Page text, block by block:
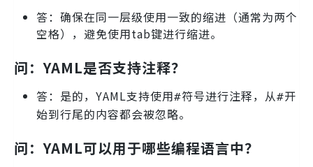
答：确保在同一层级使用一致的缩进（通常为两个
空格），避免使用tab键进行缩进。
问：YAML是否支持注释？
答：是的，YAML支持使用#符号进行注释，从#开
始到行尾的内容都会被忽略。
问：YAML可以用于哪些编程语言中？